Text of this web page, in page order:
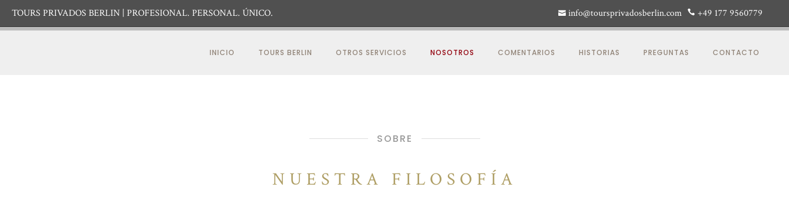
TOURS PRIVADOS BERLIN PROFESIONAL. PERSONAL. ÚNICO. info@toursprivadosberlin.com +49 177 9560779
INICIO TOURS BERLIN OTROS SERVICIOS NOSOTROS COMENTARIOS HISTORIAS PREGUNTAS CONTACTO
SOBRE
NUESTRA FILOSOFÍA